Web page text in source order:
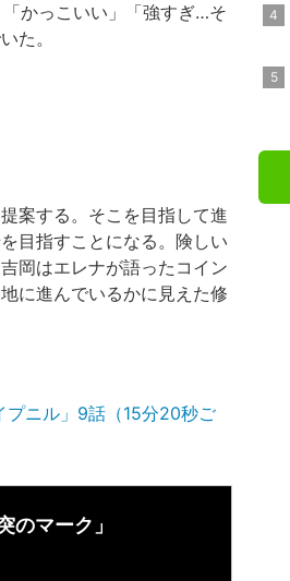
かっこいい」「強すぎ…そ
た。
案する。そこを目指して進
目指すことになる。険しい
岡はエレナが語ったコイン
に進んでいるかに見えた修
ニル」9話（15分20秒ご
のマーク」